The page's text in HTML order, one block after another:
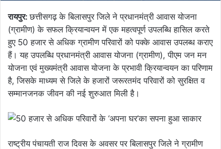
रायपुर:छत्तीसगढ़ के बिलासपुर जिले ने प्रधानमंत्री आवास योजना
(ग्रामीण) के सफल क्रियान्वयन में एक महत्वपूर्ण उपलब्धि हासिल करते
हुए 50 हजार से अधिक ग्रामीण परिवारों को पक्के आवास उपलब्ध कराए
हैं। यह उपलब्धि प्रधानमंत्री आवास योजना (ग्रामीण), पीएम जन मन
योजना एवं मुख्यमंत्री आवास योजना के प्रभावी क्रियान्वयन का परिणाम
है, जिसके माध्यम से जिले के हजारों जरूरतमंद परिवारों को सुरक्षित व
सम्मानजनक जीवन की नई शुरुआत मिली है।
राष्ट्रीय पंचायती राज दिवस के अवसर पर बिलासपुर जिले ने ग्रामीण